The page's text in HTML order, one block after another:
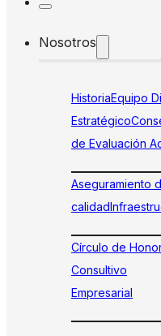
Nosotros
HistoriaEquipo
Estratégico
de Evaluación
Aseguramiento
calidad
Círculo de
Consultivo
Empresarial